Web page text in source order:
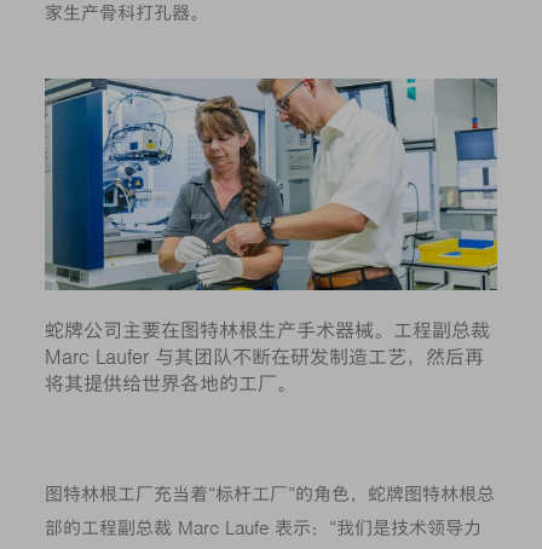
家生产骨科打孔器。
蛇牌公司主要在图特林根生产手术器械。工程副总裁
Marc Laufer 与其团队不断在研发制造工艺，然后再
将其提供给世界各地的工厂。
图特林根工厂充当着“标杆工厂”的角色，蛇牌图特林根总
部的工程副总裁 Marc Laufe 表示：“我们是技术领导力